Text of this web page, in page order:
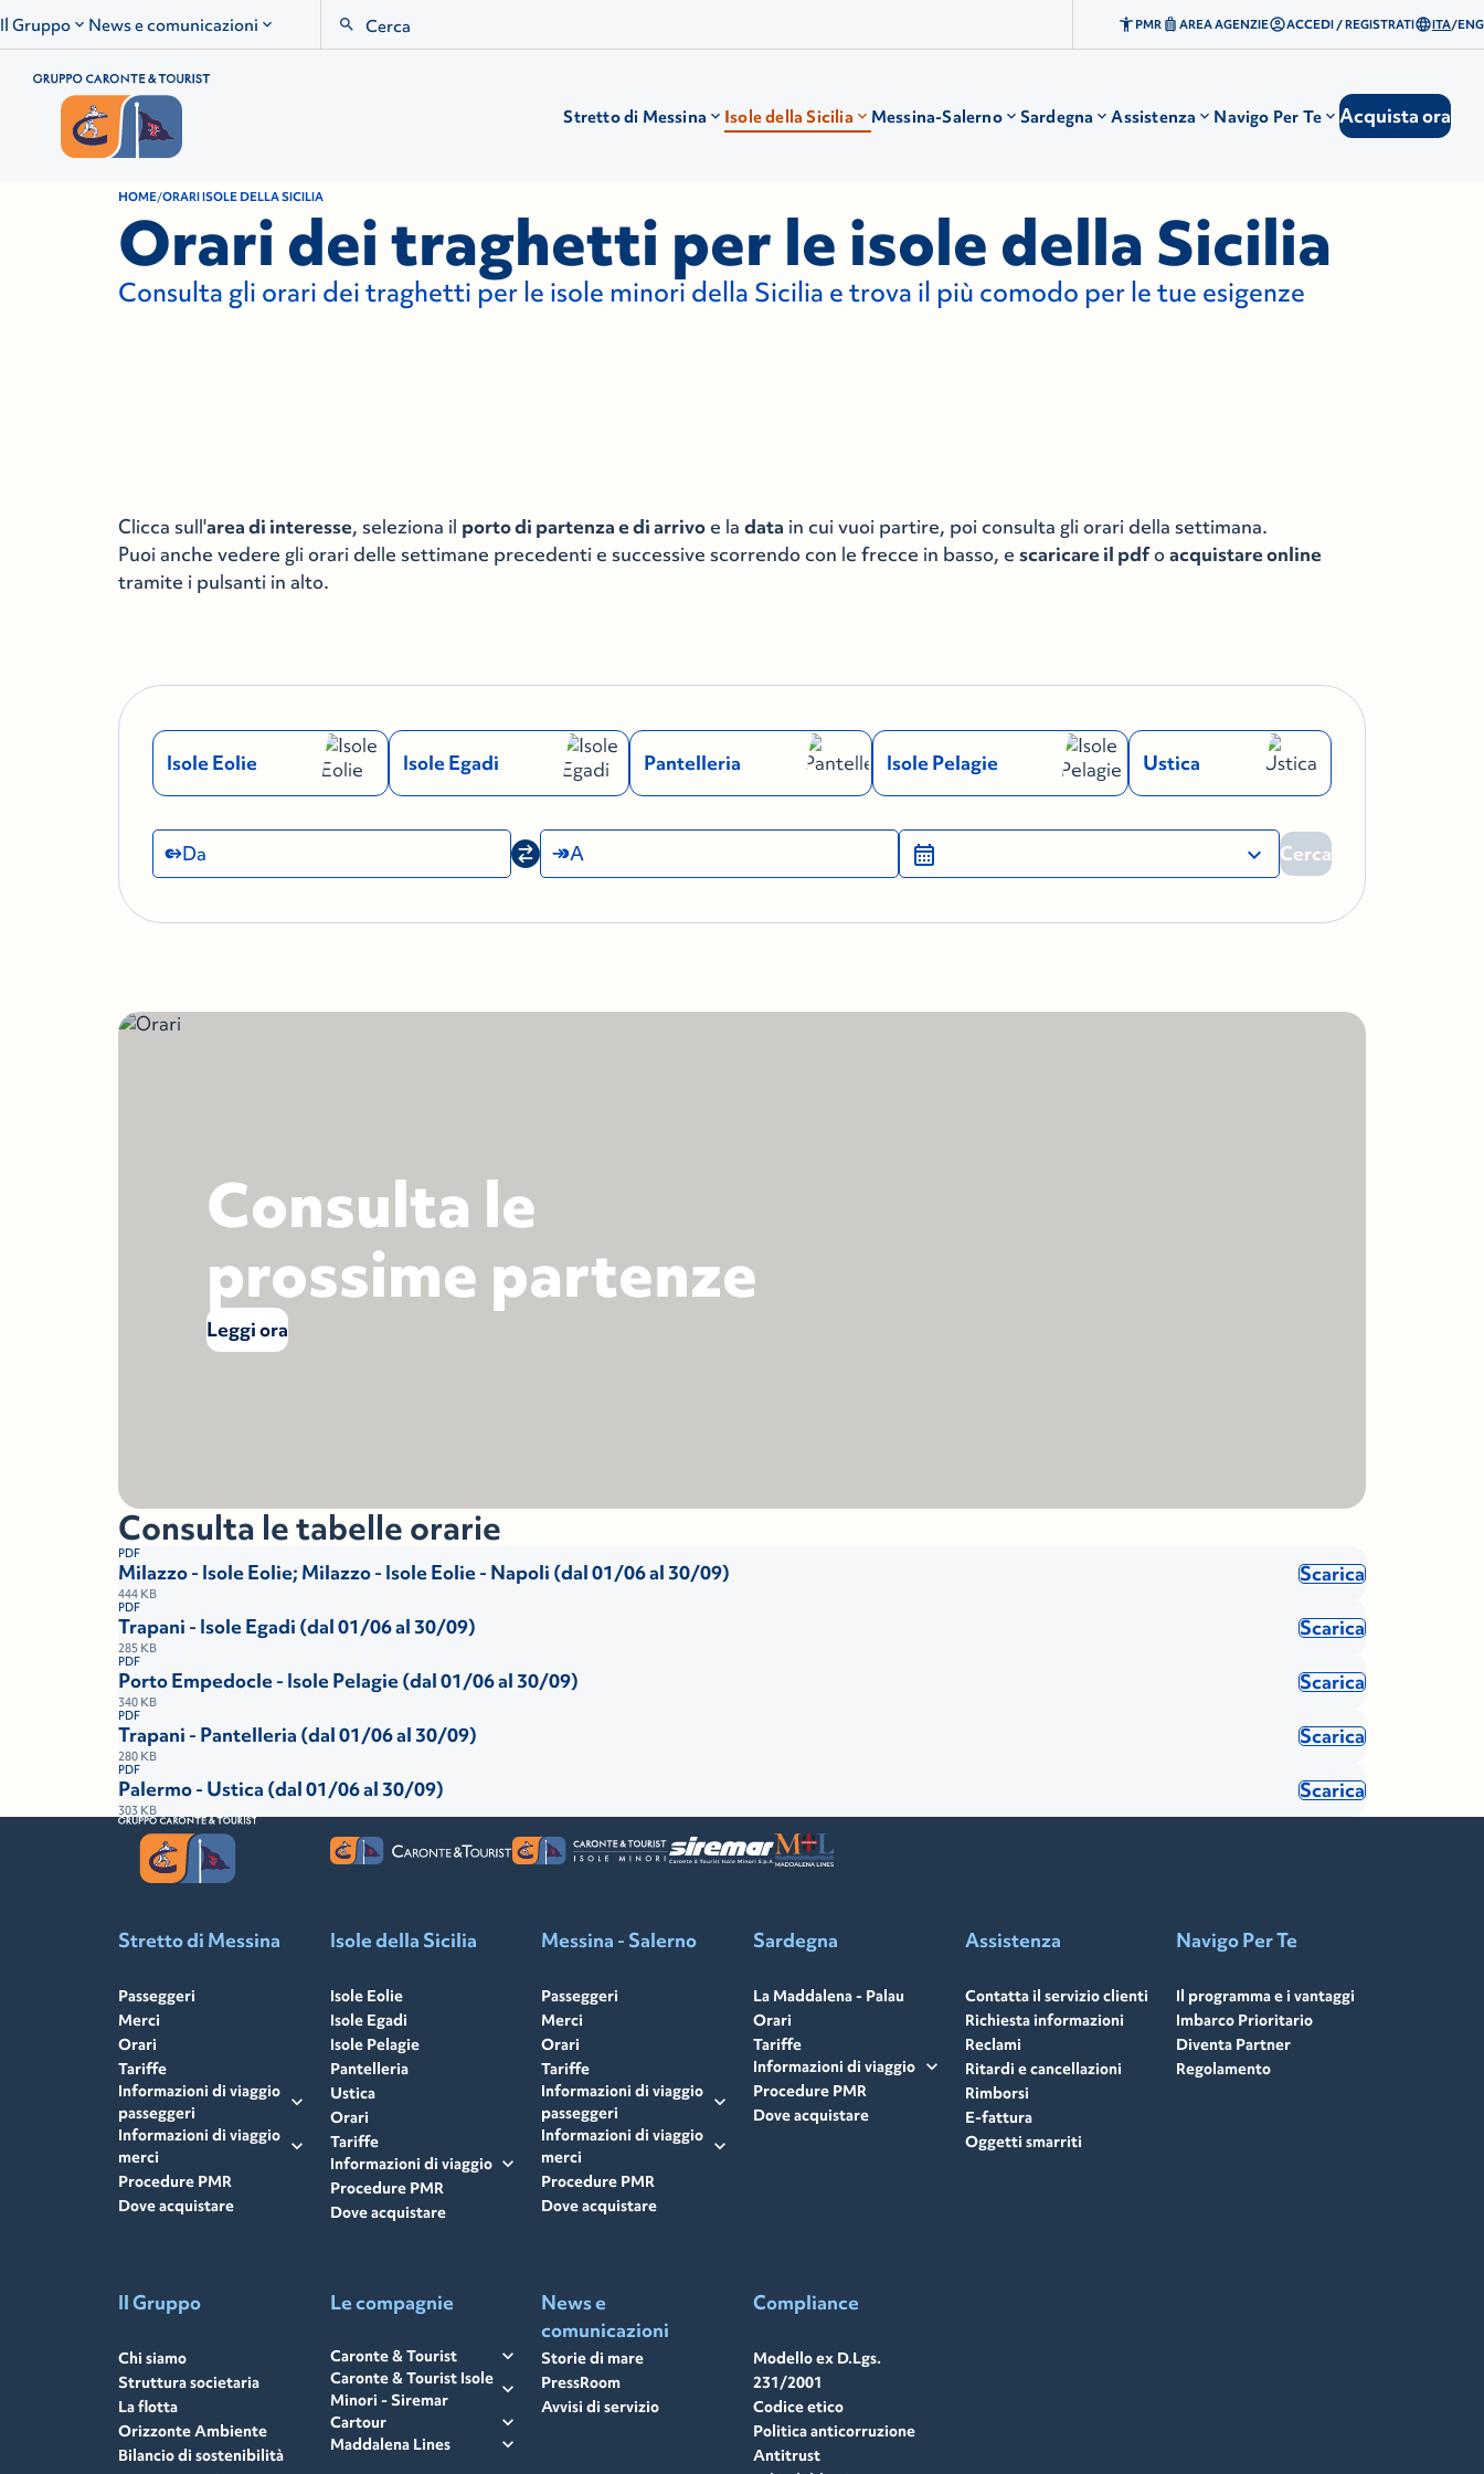
Stretto di Messina Isole della Sicilia Messina-Salerno Sardegna Assistenza Navigo Per Te Acquista ora
Il Gruppo News e comunicazioni PMR AREA AGENZIE ACCEDI / REGISTRATI ITA/ENG
HOME ORARI ISOLE DELLA SICILIA
Orari dei traghetti per le isole della Sicilia
Consulta gli orari dei traghetti per le isole minori della Sicilia e trova il più comodo per le tue esigenze
Clicca sull'area di interesse, seleziona il porto di partenza e di arrivo e ladata in cui vuoi partire, poi consulta gli orari della settimana.
Puoi anche vedere gli orari delle settimane precedenti e successive scorrendo con le frecce in basso, escaricare il pdfoacquistare online
tramite i pulsanti in alto.
Isole Eolie Isole Egadi Pantelleria Isole Pelagie Ustica
Da A calendar_month expand_more Cerca
Consulta le
prossime partenze
Leggi ora
Consulta le tabelle orarie
PDF
Milazzo - Isole Eolie; Milazzo - Isole Eolie - Napoli (dal 01/06 al 30/09)
444 KB
Scarica
PDF
Trapani - Isole Egadi (dal 01/06 al 30/09)
285 KB
Scarica
PDF
Porto Empedocle - Isole Pelagie (dal 01/06 al 30/09)
340 KB
Scarica
PDF
Trapani - Pantelleria (dal 01/06 al 30/09)
280 KB
Scarica
PDF
Palermo - Ustica (dal 01/06 al 30/09)
303 KB
Scarica
Stretto di Messina
Passeggeri
Merci
Orari
Tariffe
Informazioni di viaggio
passeggeri
expand_more
Informazioni di viaggio
merci
expand_more
Procedure PMR
Dove acquistare
Isole della Sicilia
Isole Eolie
Isole Egadi
Isole Pelagie
Pantelleria
Ustica
Orari
Tariffe
Informazioni di viaggio expand_more
Procedure PMR
Dove acquistare
Messina - Salerno
Passeggeri
Merci
Orari
Tariffe
Informazioni di viaggio
passeggeri
expand_more
Informazioni di viaggio
merci
expand_more
Procedure PMR
Dove acquistare
Sardegna
La Maddalena - Palau
Orari
Tariffe
Informazioni di viaggio expand_more
Procedure PMR
Dove acquistare
Assistenza
Contatta il servizio clienti
Richiesta informazioni
Reclami
Ritardi e cancellazioni
Rimborsi
E-fattura
Oggetti smarriti
Navigo Per Te
Il programma e i vantaggi
Imbarco Prioritario
Diventa Partner
Regolamento
Il Gruppo
Chi siamo
Struttura societaria
La flotta
Orizzonte Ambiente
Bilancio di sostenibilità
Le compagnie
Caronte & Tourist expand_more
Caronte & Tourist Isole
Minori - Siremar
expand_more
Cartour expand_more
Maddalena Lines expand_more
News e
comunicazioni
Storie di mare
PressRoom
Avvisi di servizio
Compliance
Modello ex D.Lgs.
231/2001
Codice etico
Politica anticorruzione
Antitrust